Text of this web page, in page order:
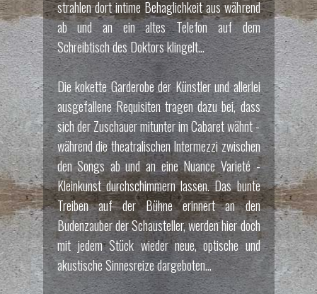
strahlen dort intime Behaglichkeit aus während
ab und an ein altes Telefon auf dem
Schreibtisch des Doktors klingelt...
Die kokette Garderobe der Künstler und allerlei
ausgefallene Requisiten tragen dazu bei, dass
sich der Zuschauer mitunter im Cabaret wähnt -
während die theatralischen Intermezzi zwischen
den Songs ab und an eine Nuance Varieté -
Kleinkunst durchschimmern lassen. Das bunte
Treiben auf der Bühne erinnert an den
Budenzauber der Schausteller, werden hier doch
mit jedem Stück wieder neue, optische und
akustische Sinnesreize dargeboten...